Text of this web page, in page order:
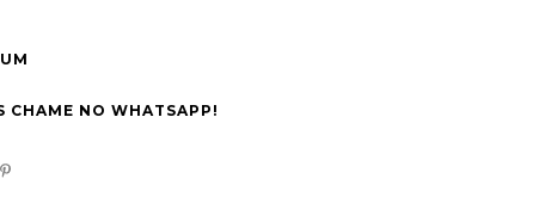
CHAME NO WHATSAPP!